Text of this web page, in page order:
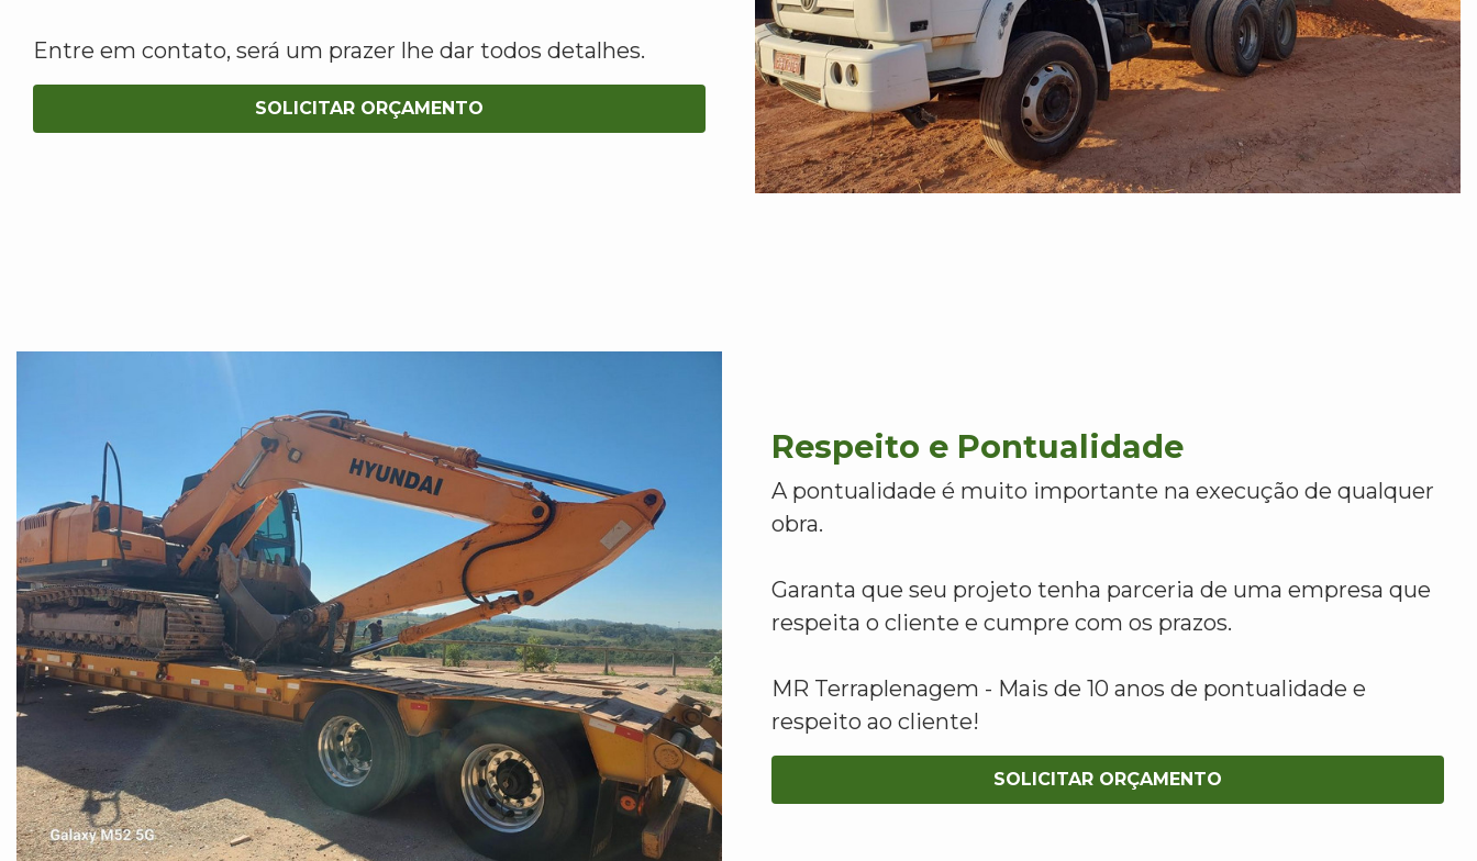
Entre em contato, será um prazer lhe dar todos detalhes.
SOLICITAR ORÇAMENTO
Respeito e Pontualidade
A pontualidade é muito importante na execução de qualquer
obra.
Garanta que seu projeto tenha parceria de uma empresa que
respeita o cliente e cumpre com os prazos.
MR Terraplenagem - Mais de 10 anos de pontualidade e
respeito ao cliente!
SOLICITAR ORÇAMENTO